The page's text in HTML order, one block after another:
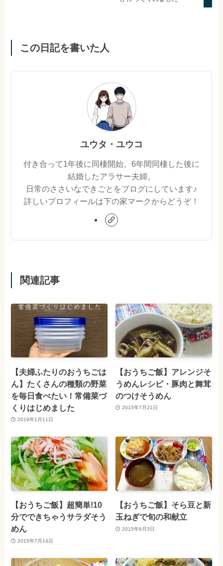
この日記を書いた人
ユウタ・ユウコ
付き合って1年後に同棲開始。6年間同棲した後に
結婚したアラサー夫婦。
日常のささいなできごとをブログにしています♪
詳しいプロフィールは下の家マークからどうぞ！
関連記事
【夫婦ふたりのおうちごは
ん】たくさんの種類の野菜
を毎日食べたい！常備菜づ
くりはじめました
2019年1月11日
【おうちご飯】アレンジそ
うめんレシピ・豚肉と舞茸
のつけそうめん
2015年7月21日
【おうちご飯】超簡単!10
分でできちゃうサラダそう
めん
2015年7月14日
【おうちご飯】そら豆と新
玉ねぎで旬の和献立
2015年6月3日